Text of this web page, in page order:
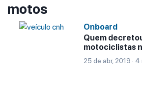
motos
Onboard
Quem
motociclistas
25 de abr, 2019 ·